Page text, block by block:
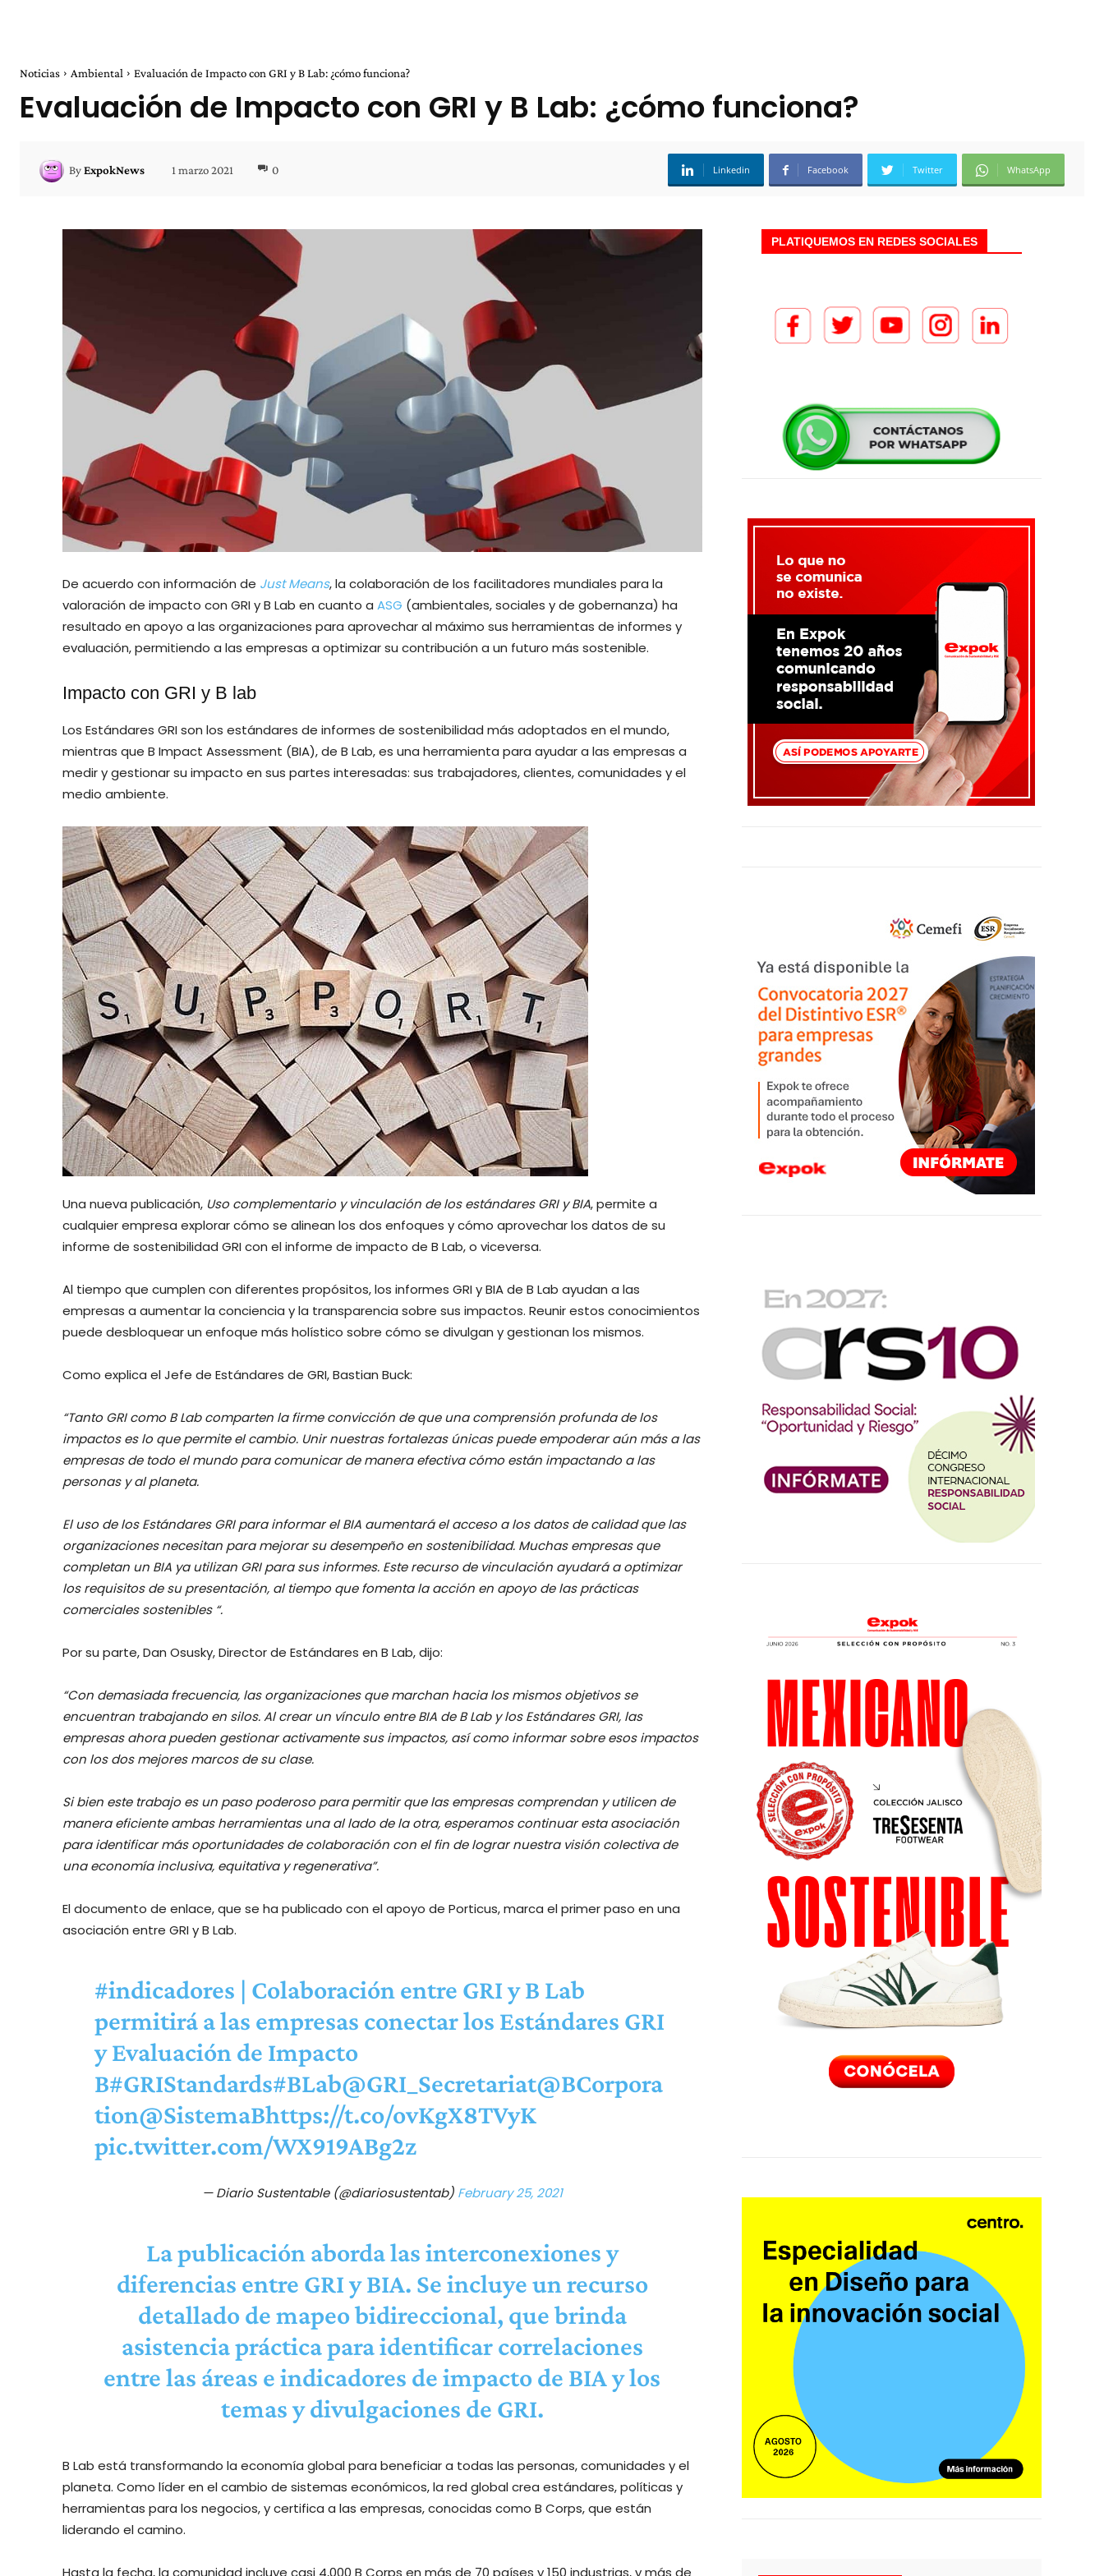
Noticias Ambiental Evaluación de Impacto con GRI y B Lab: ¿cómo funciona?
Evaluación de Impacto con GRI y B Lab: ¿cómo funciona?
ByExpokNews 1 marzo 2021 0 Linkedin Facebook Twitter WhatsApp
De acuerdo con información de Just Means, la colaboración de los facilitadores mundiales para la
valoración de impacto con GRI y B Lab en cuanto a ASG (ambientales, sociales y de gobernanza) ha
resultado en apoyo a las organizaciones para aprovechar al máximo sus herramientas de informes y
evaluación, permitiendo a las empresas a optimizar su contribución a un futuro más sostenible.
Impacto con GRI y B lab
Los Estándares GRI son los estándares de informes de sostenibilidad más adoptados en el mundo,
mientras que B Impact Assessment (BIA), de B Lab, es una herramienta para ayudar a las empresas a
medir y gestionar su impacto en sus partes interesadas: sus trabajadores, clientes, comunidades y el
medio ambiente.
Una nueva publicación, Uso complementario y vinculación de los estándares GRI y BIA, permite a
cualquier empresa explorar cómo se alinean los dos enfoques y cómo aprovechar los datos de su
informe de sostenibilidad GRI con el informe de impacto de B Lab, o viceversa.
Al tiempo que cumplen con diferentes propósitos, los informes GRI y BIA de B Lab ayudan a las
empresas a aumentar la conciencia y la transparencia sobre sus impactos. Reunir estos conocimientos
puede desbloquear un enfoque más holístico sobre cómo se divulgan y gestionan los mismos.
Como explica el Jefe de Estándares de GRI, Bastian Buck:
“Tanto GRI como B Lab comparten la firme convicción de que una comprensión profunda de los
impactos es lo que permite el cambio. Unir nuestras fortalezas únicas puede empoderar aún más a las
empresas de todo el mundo para comunicar de manera efectiva cómo están impactando a las
personas y al planeta.
El uso de los Estándares GRI para informar el BIA aumentará el acceso a los datos de calidad que las
organizaciones necesitan para mejorar su desempeño en sostenibilidad. Muchas empresas que
completan un BIA ya utilizan GRI para sus informes. Este recurso de vinculación ayudará a optimizar
los requisitos de su presentación, al tiempo que fomenta la acción en apoyo de las prácticas
comerciales sostenibles “.
Por su parte, Dan Osusky, Director de Estándares en B Lab, dijo:
“Con demasiada frecuencia, las organizaciones que marchan hacia los mismos objetivos se
encuentran trabajando en silos. Al crear un vínculo entre BIA de B Lab y los Estándares GRI, las
empresas ahora pueden gestionar activamente sus impactos, así como informar sobre esos impactos
con los dos mejores marcos de su clase.
Si bien este trabajo es un paso poderoso para permitir que las empresas comprendan y utilicen de
manera eficiente ambas herramientas una al lado de la otra, esperamos continuar esta asociación
para identificar más oportunidades de colaboración con el fin de lograr nuestra visión colectiva de
una economía inclusiva, equitativa y regenerativa”.
El documento de enlace, que se ha publicado con el apoyo de Porticus, marca el primer paso en una
asociación entre GRI y B Lab.
#indicadores | Colaboración entre GRI y B Lab
permitirá a las empresas conectar los Estándares GRI
y Evaluación de Impacto
B#GRIStandards#BLab@GRI_Secretariat@BCorpora
tion@SistemaBhttps://t.co/ovKgX8TVyK
pic.twitter.com/WX919ABg2z
— Diario Sustentable (@diariosustentab) February 25, 2021
La publicación aborda las interconexiones y
diferencias entre GRI y BIA. Se incluye un recurso
detallado de mapeo bidireccional, que brinda
asistencia práctica para identificar correlaciones
entre las áreas e indicadores de impacto de BIA y los
temas y divulgaciones de GRI.
B Lab está transformando la economía global para beneficiar a todas las personas, comunidades y el
planeta. Como líder en el cambio de sistemas económicos, la red global crea estándares, políticas y
herramientas para los negocios, y certifica a las empresas, conocidas como B Corps, que están
liderando el camino.
Hasta la fecha, la comunidad incluye casi 4,000 B Corps en más de 70 países y 150 industrias, y más de
PLATIQUEMOS EN REDES SOCIALES